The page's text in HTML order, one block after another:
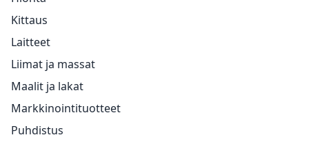
Kittaus
Laitteet
Liimat ja massat
Maalit ja lakat
Markkinointituotteet
Puhdistus